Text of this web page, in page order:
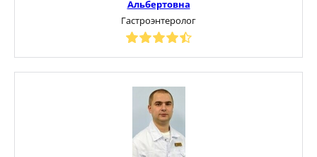
Альбертовна
Гастроэнтеролог